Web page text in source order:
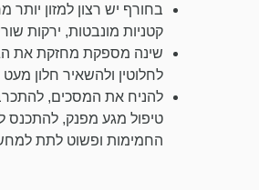
בחורף יש רצון למזון יותר
קטניות מונבטות, ירקות
לחלוטין ולהשאיר חלון
להניח את המסכים,
טיפול מגע מפנק, להתכנס
החמימות ופשוט לתת